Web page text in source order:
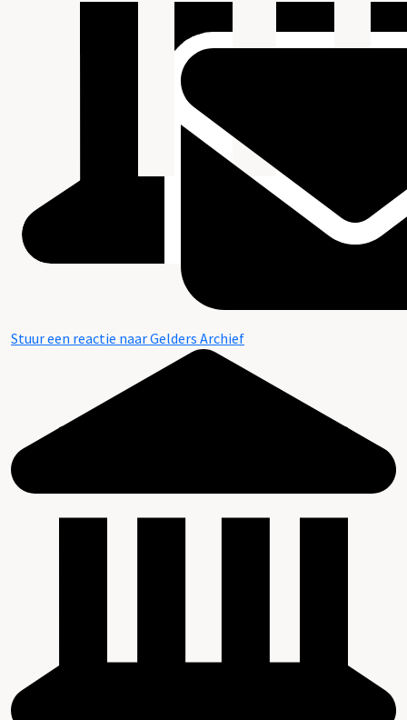
Stuur een reactie naar Gelders Archief